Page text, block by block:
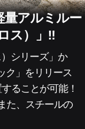
量アルミルー
ス）」!!
シリーズ」か
ク」をリリース
ることが可能！
た、スチールの